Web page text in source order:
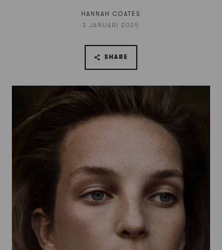
HANNAH COATES
3 JANUARI 2025
SHARE